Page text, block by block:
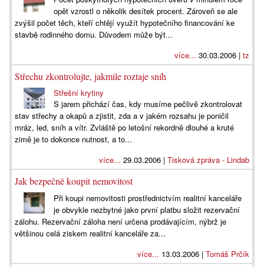
opět vzrostl o několik desítek procent. Zároveň se ale
zvýšil počet těch, kteří chtějí využít hypotečního financování ke
stavbě rodinného domu. Důvodem může být...
více... 30.03.2006 | tz
Střechu zkontrolujte, jakmile roztaje sníh
Střešní krytiny
S jarem přichází čas, kdy musíme pečlivě zkontrolovat
stav střechy a okapů a zjistit, zda a v jakém rozsahu je poničil
mráz, led, sníh a vítr. Zvláště po letošní rekordně dlouhé a kruté
zimě je to dokonce nutnost, a to...
více... 29.03.2006 | Tisková zpráva - Lindab
Jak bezpečně koupit nemovitost
Při koupi nemovitosti prostřednictvím realitní kanceláře
je obvykle nezbytné jako první platbu složit rezervační
zálohu. Rezervační záloha není určena prodávajícím, nýbrž je
většinou celá ziskem realitní kanceláře za...
více... 13.03.2006 | Tomáš Prčík